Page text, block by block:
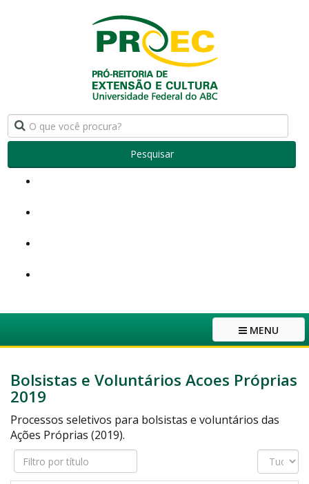
Pesquisar
MENU
Bolsistas e Voluntários Acoes Próprias
2019
Processos seletivos para bolsistas e voluntários das
Ações Próprias (2019).
Filtro
por
Exibir
#